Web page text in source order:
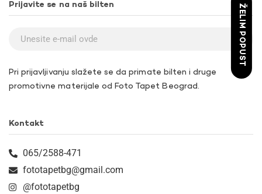
Prijavite se na naš bilten
Pri prijavljivanju slažete se da primate bilten i druge
promotivne materijale od Foto Tapet Beograd.
Kontakt
065/2588-471
fototapetbg@gmail.com
@fototapetbg
ŽELIM POPUST